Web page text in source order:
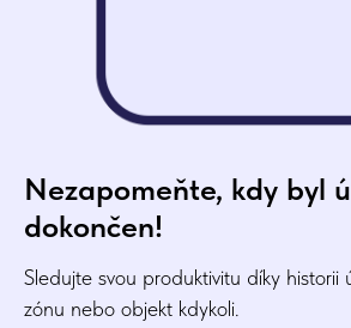
Nezapomeňte, kdy byl
dokončen!
Sledujte svou produktivitu díky historii
zónu nebo objekt kdykoli.